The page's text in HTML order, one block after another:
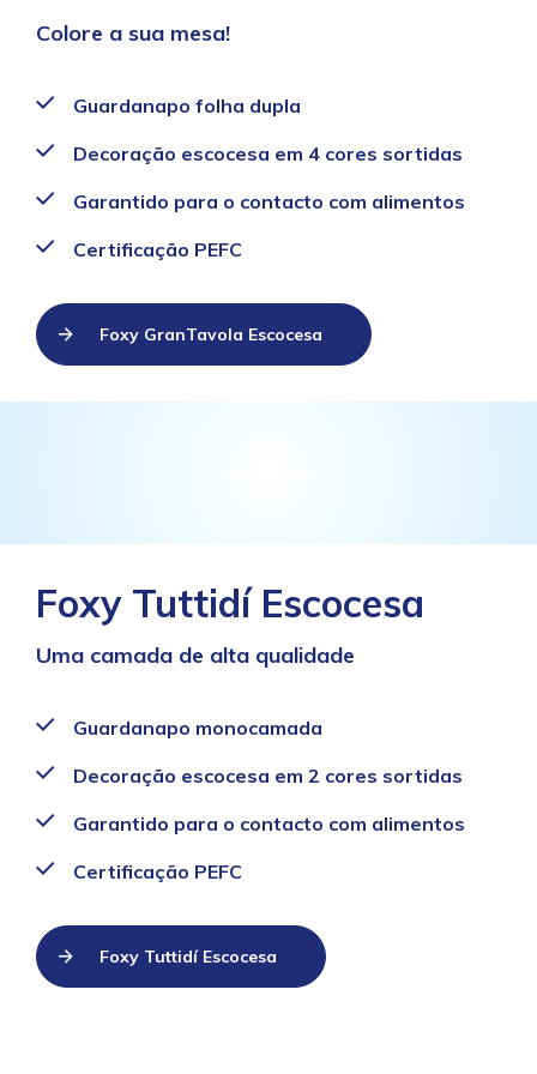
Colore a sua mesa!
Guardanapo folha dupla
Decoração escocesa em 4 cores sortidas
Garantido para o contacto com alimentos
Certificação PEFC
Foxy GranTavola Escocesa
Foxy Tuttidí Escocesa
Uma camada de alta qualidade
Guardanapo monocamada
Decoração escocesa em 2 cores sortidas
Garantido para o contacto com alimentos
Certificação PEFC
Foxy Tuttidí Escocesa